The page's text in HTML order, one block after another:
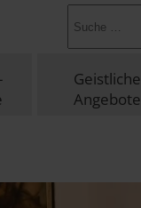
Geistliche
Angebote